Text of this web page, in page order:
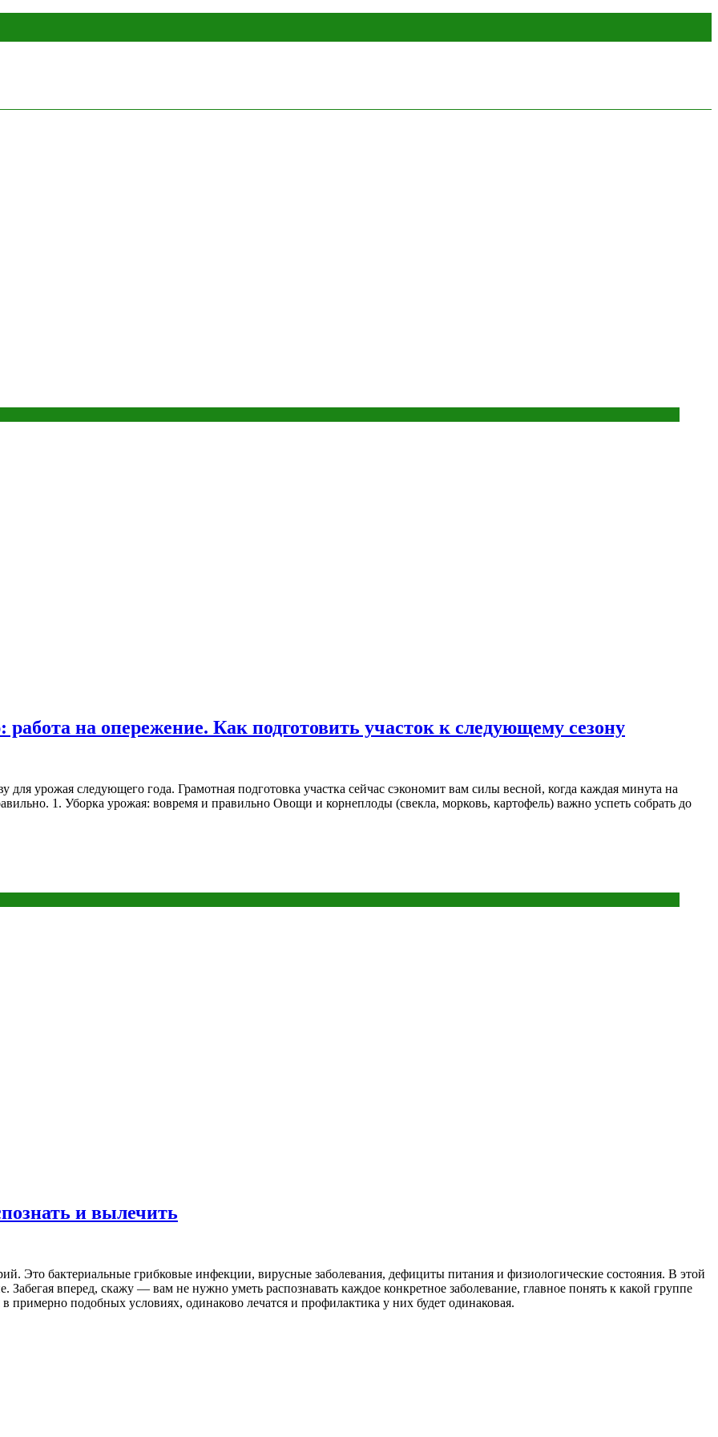
на опережение. Как подготовить участок к следующему сезону
урожая следующего года. Грамотная подготовка участка сейчас сэкономит вам силы весной, когда каждая минута на
1. Уборка урожая: вовремя и правильно Овощи и корнеплоды (свекла, морковь, картофель) важно успеть собрать до
и вылечить
Это бактериальные грибковые инфекции, вирусные заболевания, дефициты питания и физиологические состояния. В этой
Забегая вперед, скажу — вам не нужно уметь распознавать каждое конкретное заболевание, главное понять к какой группе
подобных условиях, одинаково лечатся и профилактика у них будет одинаковая.